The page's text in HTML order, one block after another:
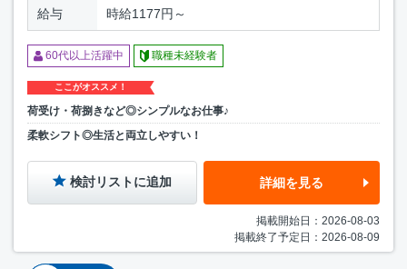
給与 時給1177円～
60代以上活躍中 職種未経験者
ここがオススメ！
荷受け・荷捌きなど◎シンプルなお仕事♪
柔軟シフト◎生活と両立しやすい！
検討リストに追加 詳細を見る
掲載開始日：2026-08-03
掲載終了予定日：2026-08-09